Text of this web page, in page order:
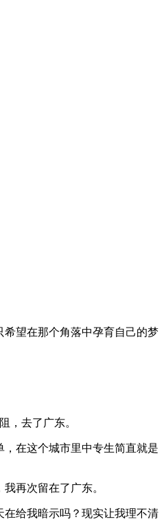
望在那个角落中孕育自己的梦
，去了广东。
在这个城市里中专生简直就是
再次留在了广东。
给我暗示吗？现实让我理不清